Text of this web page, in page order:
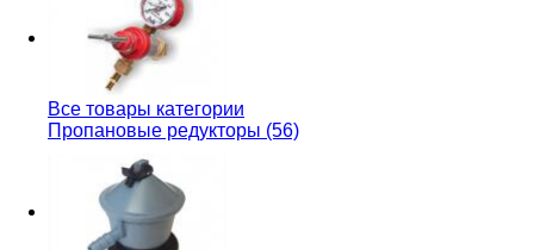
Все товары категории
Пропановые редукторы (56)